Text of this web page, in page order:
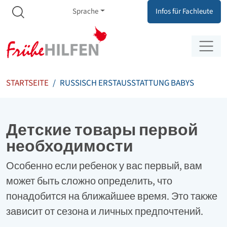
Zum Inhalt springen
Zur Navigation springen
Meta Navigation
Sprache Infos für Fachleute
STARTSEITE RUSSISCH ERSTAUSSTATTUNG BABYS
Детские товары первой
необходимости
Особенно если ребенок у вас первый, вам
может быть сложно определить, что
понадобится на ближайшее время. Это также
зависит от сезона и личных предпочтений.